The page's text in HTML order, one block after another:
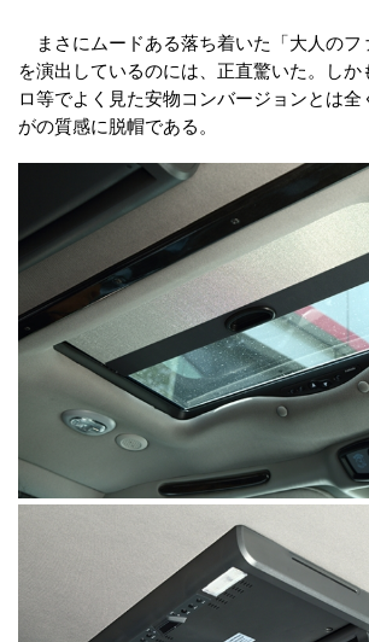
まさにムードある落ち着いた「大人のフ
を演出しているのには、正直驚いた。しか
ロ等でよく見た安物コンバージョンとは
がの質感に脱帽である。